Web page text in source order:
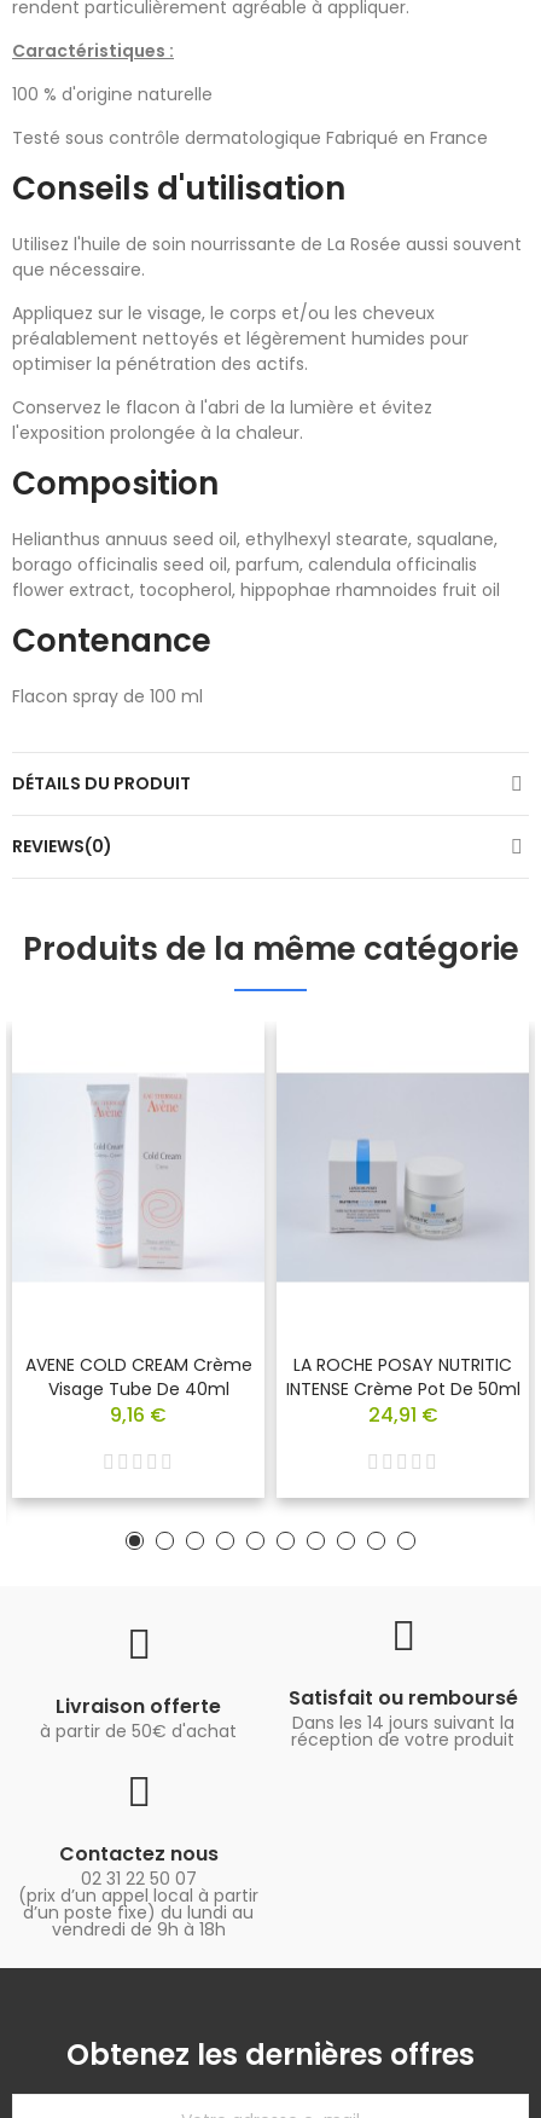
rendent particulièrement agréable à appliquer.
Caractéristiques :
100 % d'origine naturelle
Testé sous contrôle dermatologique Fabriqué en France
Conseils d'utilisation
Utilisez l'huile de soin nourrissante de La Rosée aussi souvent
que nécessaire.
Appliquez sur le visage, le corps et/ou les cheveux
préalablement nettoyés et légèrement humides pour
optimiser la pénétration des actifs.
Conservez le flacon à l'abri de la lumière et évitez
l'exposition prolongée à la chaleur.
Composition
Helianthus annuus seed oil, ethylhexyl stearate, squalane,
borago officinalis seed oil, parfum, calendula officinalis
flower extract, tocopherol, hippophae rhamnoides fruit oil
Contenance
Flacon spray de 100 ml
DÉTAILS DU PRODUIT
REVIEWS(0)
Produits de la même catégorie
AVENE COLD CREAM Crème
Visage Tube De 40ml
9,16 €
LA ROCHE POSAY NUTRITIC
INTENSE Crème Pot De 50ml
24,91 €
Livraison offerte
à partir de 50€ d'achat
Satisfait ou remboursé
Dans les 14 jours suivant la
réception de votre produit
Contactez nous
02 31 22 50 07
(prix d’un appel local à partir
d’un poste fixe) du lundi au
vendredi de 9h à 18h
Obtenez les dernières offres